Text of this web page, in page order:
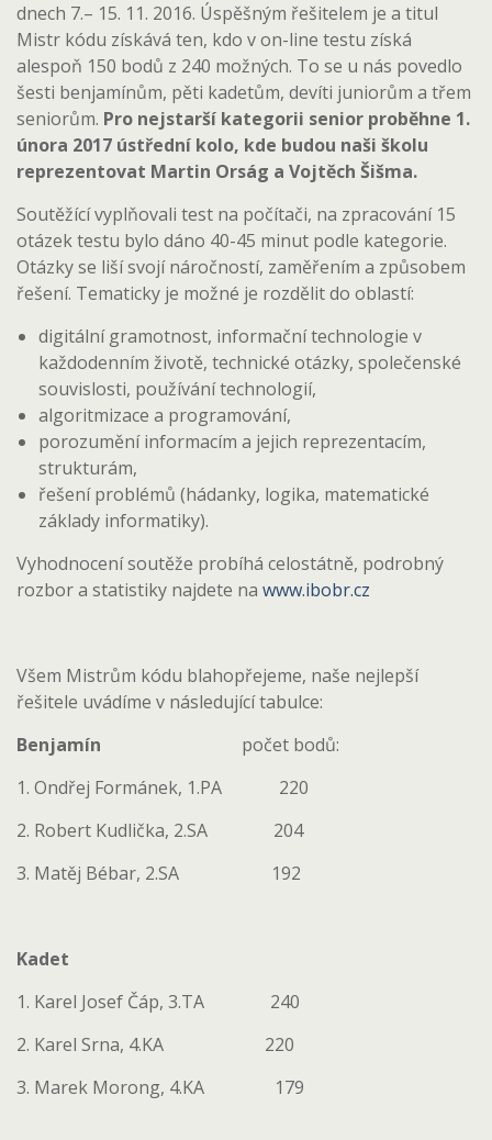
dnech 7.– 15. 11. 2016. Úspěšným řešitelem je a titul
Mistr kódu získává ten, kdo v on-line testu získá
alespoň 150 bodů z 240 možných. To se u nás povedlo
šesti benjamínům, pěti kadetům, devíti juniorům a třem
seniorům. Pro nejstarší kategorii senior proběhne 1.
února 2017 ústřední kolo, kde budou naši školu
reprezentovat Martin Orság a Vojtěch Šišma.
Soutěžící vyplňovali test na počítači, na zpracování 15
otázek testu bylo dáno 40-45 minut podle kategorie.
Otázky se liší svojí náročností, zaměřením a způsobem
řešení. Tematicky je možné je rozdělit do oblastí:
digitální gramotnost, informační technologie v
každodenním životě, technické otázky, společenské
souvislosti, používání technologií,
algoritmizace a programování,
porozumění informacím a jejich reprezentacím,
strukturám,
řešení problémů (hádanky, logika, matematické
základy informatiky).
Vyhodnocení soutěže probíhá celostátně, podrobný
rozbor a statistiky najdete na www.ibobr.cz
Všem Mistrům kódu blahopřejeme, naše nejlepší
řešitele uvádíme v následující tabulce:
Benjamín
počet bodů:
1. Ondřej Formánek, 1.PA 220
2. Robert Kudlička, 2.SA 204
3. Matěj Bébar, 2.SA 192
Kadet
1. Karel Josef Čáp, 3.TA 240
2. Karel Srna, 4.KA 220
3. Marek Morong, 4.KA 179